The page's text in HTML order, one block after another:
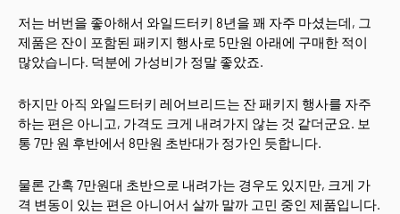
저는 버번을 좋아해서 와일드터키 8년을 꽤 자주 마셨는데, 그
제품은 잔이 포함된 패키지 행사로 5만원 아래에 구매한 적이
많았습니다. 덕분에 가성비가 정말 좋았죠.
하지만 아직 와일드터키 레어브리드는 잔 패키지 행사를 자주
하는 편은 아니고, 가격도 크게 내려가지 않는 것 같더군요. 보
통 7만 원 후반에서 8만원 초반대가 정가인 듯합니다.
물론 간혹 7만원대 초반으로 내려가는 경우도 있지만, 크게 가
격 변동이 있는 편은 아니어서 살까 말까 고민 중인 제품입니다.